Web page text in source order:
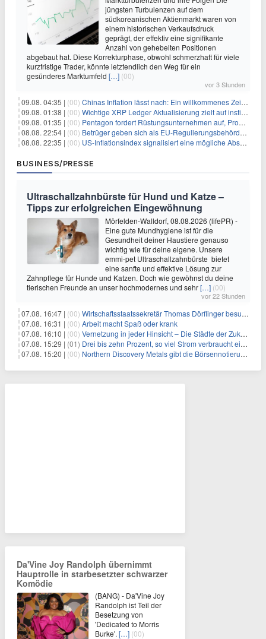
jüngsten Turbulenzen auf dem
südkoreanischen Aktienmarkt waren von
einem historischen Verkaufsdruck
geprägt, der effektiv eine signifikante
Anzahl von gehebelten Positionen
abgebaut hat. Diese Korrekturphase, obwohl schmerzhaft für viele
kurzfristige Trader, könnte letztendlich den Weg für ein
gesünderes Marktumfeld […] (00)
vor 3 Stunden
09.08. 04:35 | (00) Chinas Inflation lässt nach: Ein willkommenes Zeichen für Investoren angesichts der Folgen des Öl-Schocks
09.08. 01:38 | (00) Wichtige XRP Ledger Aktualisierung zielt auf institutionelle Akzeptanz ab
09.08. 01:35 | (00) Pentagon fordert Rüstungsunternehmen auf, Produktion angesichts eskalierender globaler Spannungen zu steigern
08.08. 22:54 | (00) Betrüger geben sich als EU-Regulierungsbehörden aus, um Krypto-Nutzer nach MiCA-Deadline ins Visier zu nehmen
08.08. 22:35 | (00) US-Inflationsindex signalisiert eine mögliche Abschwächung der Inflationsdruck
BUSINESS/PRESSE
Ultraschallzahnbürste für Hund und Katze –
Tipps zur erfolgreichen Eingewöhnung
Mörfelden-Walldorf, 08.08.2026 (lifePR) -
Eine gute Mundhygiene ist für die
Gesundheit deiner Haustiere genauso
wichtig wie für deine eigene. Unsere
emmi-pet Ultraschallzahnbürste bietet
eine sanfte und effektive Lösung zur
Zahnpflege für Hunde und Katzen. Doch wie gewöhnst du deine
tierischen Freunde an unser hochmodernes und sehr[…] (00)
vor 22 Stunden
07.08. 16:47 | (00) Wirtschaftsstaatssekretär Thomas Dörflinger besucht Handwerksbetrieb im Kammerbezirk Freiburg
07.08. 16:31 | (00) Arbeit macht Spaß oder krank
07.08. 16:10 | (00) Vernetzung in jeder Hinsicht – Die Städte der Zukunft sind grün-blau
07.08. 15:29 | (01) Drei bis zehn Prozent, so viel Strom verbraucht ein Aufzug im Gebäude
07.08. 15:20 | (00) Northern Discovery Metals gibt die Börsennotierung an der Frankfurter Wertpapierbörse bekannt
Da'Vine Joy Randolph übernimmt
Hauptrolle in starbesetzter schwarzer
Komödie
(BANG) - Da'Vine Joy
Randolph ist Teil der
Besetzung von
'Dedicated to Morris
Burke'. […] (00)